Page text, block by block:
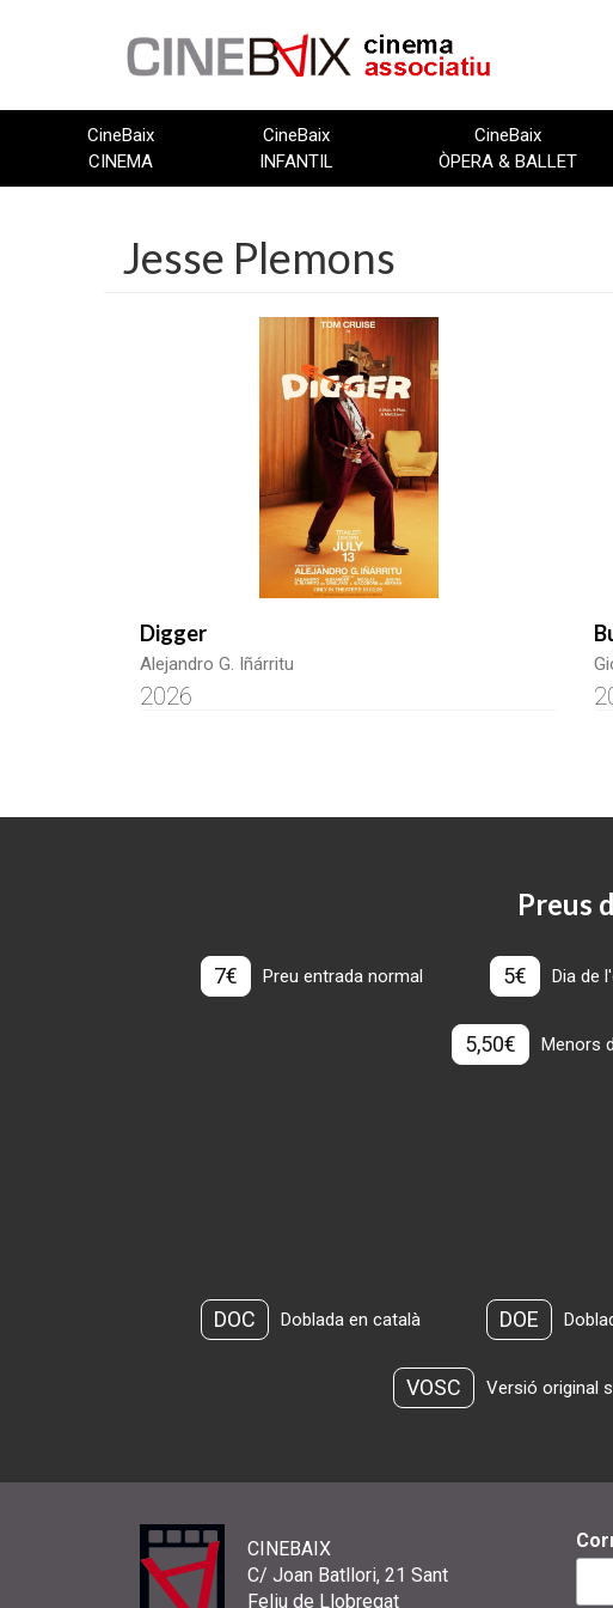
CineBaix
CINEMA
CineBaix
INFANTIL
CineBaix
ÒPERA & BALLET
Jesse Plemons
Digger
Alejandro G. Iñárritu
2026
Preus
7€ Preu entrada normal 5€ Dia de
5,50€ Menors
DOC Doblada en català DOE
VOSC Versió original
CINEBAIX
C/ Joan Batllori, 21 Sant
Feliu de Llobregat